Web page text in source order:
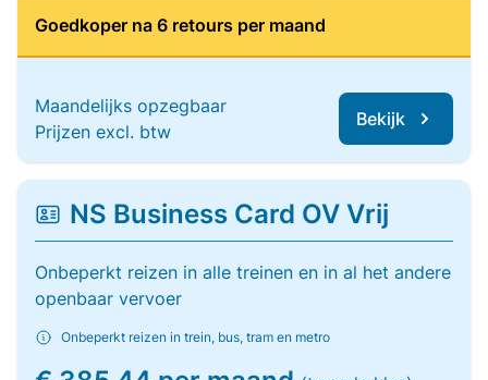
Goedkoper na 6 retours per maand
Maandelijks opzegbaar
Prijzen excl. btw
Bekijk
NS Business Card OV Vrij
Onbeperkt reizen in alle treinen en in al het andere
openbaar vervoer
Onbeperkt reizen in trein, bus, tram en metro